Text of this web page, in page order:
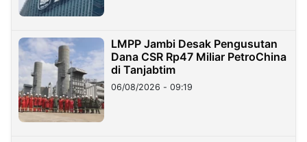
LMPP Jambi Desak Pengusutan
Dana CSR Rp47 Miliar PetroChina
di Tanjabtim
06/08/2026 - 09:19